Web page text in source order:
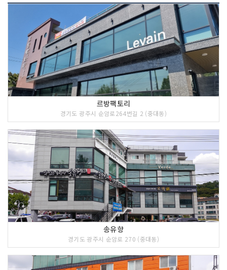
르방팩토리
경기도 광주시 순암로264번길 2 (중대동)
송유향
경기도 광주시 순암로 270 (중대동)